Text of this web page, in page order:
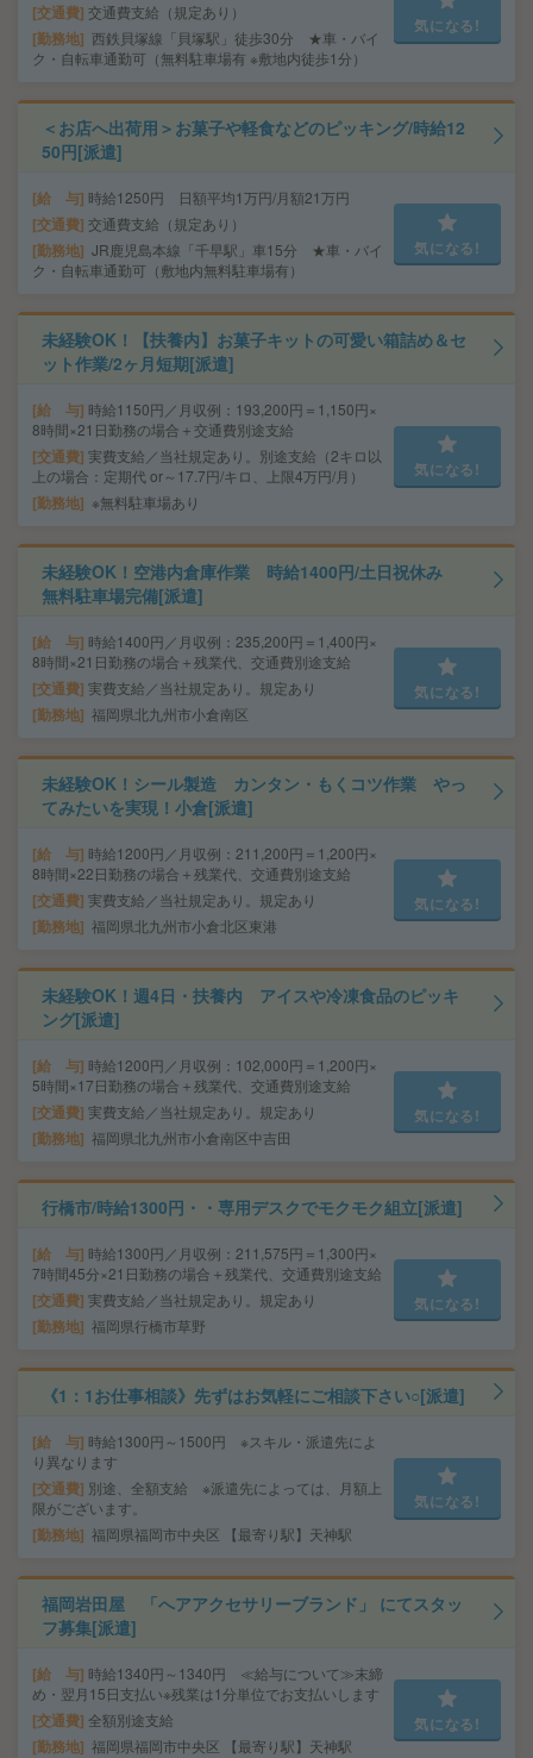
交通費 交通費支給（規定あり）
勤務地 西鉄貝塚線「貝塚駅」徒歩30分 ★車・バイ
ク・自転車通勤可（無料駐車場有 ※敷地内徒歩1分）
気になる!
＜お店へ出荷用＞お菓子や軽食などのピッキング/時給12
50円[派遣]
給 与 時給1250円 日額平均1万円/月額21万円
交通費 交通費支給（規定あり）
勤務地 JR鹿児島本線「千早駅」車15分 ★車・バイ
ク・自転車通勤可（敷地内無料駐車場有）
気になる!
未経験OK！【扶養内】お菓子キットの可愛い箱詰め＆セ
ット作業/2ヶ月短期[派遣]
給 与 時給1150円／月収例：193,200円＝1,150円×
8時間×21日勤務の場合＋交通費別途支給
交通費 実費支給／当社規定あり。別途支給（2キロ以
上の場合：定期代 or～17.7円/キロ、上限4万円/月）
勤務地 ※無料駐車場あり
気になる!
未経験OK！空港内倉庫作業 時給1400円/土日祝休み
無料駐車場完備[派遣]
給 与 時給1400円／月収例：235,200円＝1,400円×
8時間×21日勤務の場合＋残業代、交通費別途支給
交通費 実費支給／当社規定あり。規定あり
勤務地 福岡県北九州市小倉南区
気になる!
未経験OK！シール製造 カンタン・もくコツ作業 やっ
てみたいを実現！小倉[派遣]
給 与 時給1200円／月収例：211,200円＝1,200円×
8時間×22日勤務の場合＋残業代、交通費別途支給
交通費 実費支給／当社規定あり。規定あり
勤務地 福岡県北九州市小倉北区東港
気になる!
未経験OK！週4日・扶養内 アイスや冷凍食品のピッキ
ング[派遣]
給 与 時給1200円／月収例：102,000円＝1,200円×
5時間×17日勤務の場合＋残業代、交通費別途支給
交通費 実費支給／当社規定あり。規定あり
勤務地 福岡県北九州市小倉南区中吉田
気になる!
行橋市/時給1300円・・専用デスクでモクモク組立[派遣]
給 与 時給1300円／月収例：211,575円＝1,300円×
7時間45分×21日勤務の場合＋残業代、交通費別途支給
交通費 実費支給／当社規定あり。規定あり
勤務地 福岡県行橋市草野
気になる!
《1：1お仕事相談》先ずはお気軽にご相談下さい○[派遣]
給 与 時給1300円～1500円 ※スキル・派遣先によ
り異なります
交通費 別途、全額支給 ※派遣先によっては、月額上
限がございます。
勤務地 福岡県福岡市中央区 【最寄り駅】天神駅
気になる!
福岡岩田屋 「へアアクセサリーブランド」 にてスタッ
フ募集[派遣]
給 与 時給1340円～1340円 ≪給与について≫末締
め・翌月15日支払い※残業は1分単位でお支払いします
交通費 全額別途支給
勤務地 福岡県福岡市中央区 【最寄り駅】天神駅
気になる!